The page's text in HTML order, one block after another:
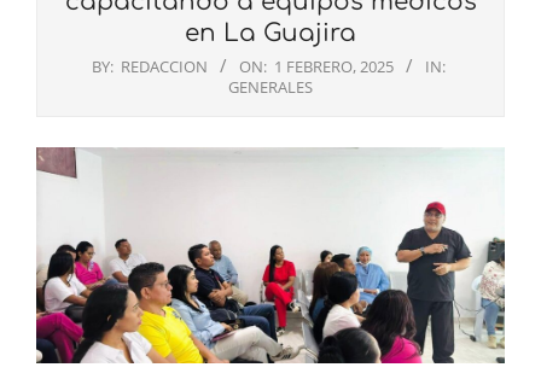
en La Guajira
BY: REDACCION ON: 1 FEBRERO, 2025
IN:
GENERALES